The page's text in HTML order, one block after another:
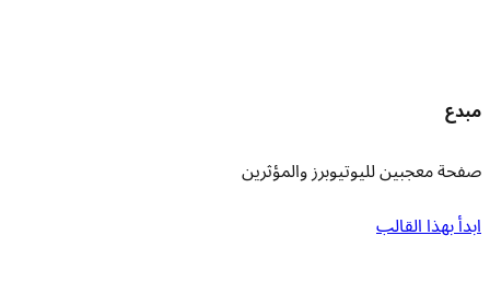
مبدع
صفحة معجبين لليوتيوبرز والمؤثرين
ابدأ بهذا القالب